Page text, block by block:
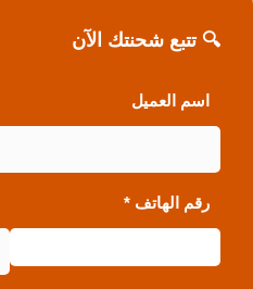
🔍 تتبع شحنتك الآن
اسم العميل
رقم الهاتف *